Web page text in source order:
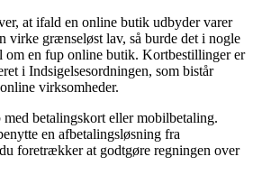
at ifald en online butik udbyder varer
virke grænseløst lav, så burde det i nogle
en fup online butik. Kortbestillinger er
i Indsigelsesordningen, som bistår
virksomheder.
betalingskort eller mobilbetaling.
en afbetalingsløsning fra
foretrækker at godtgøre regningen over